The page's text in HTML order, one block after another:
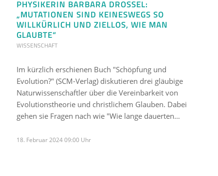
PHYSIKERIN BARBARA DROSSEL:
„MUTATIONEN SIND KEINESWEGS SO
WILLKÜRLICH UND ZIELLOS, WIE MAN
GLAUBTE“
WISSENSCHAFT
Im kürzlich erschienen Buch "Schöpfung und
Evolution?" (SCM-Verlag) diskutieren drei gläubige
Naturwissenschaftler über die Vereinbarkeit von
Evolutionstheorie und christlichem Glauben. Dabei
gehen sie Fragen nach wie "Wie lange dauerten…
18. Februar 2024 09:00 Uhr